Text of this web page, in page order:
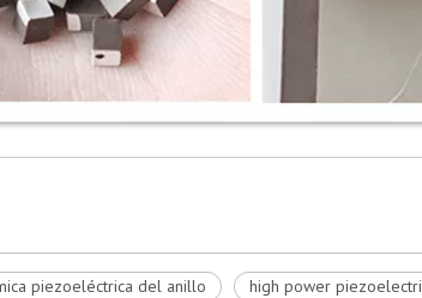
piezoeléctrica del anillo
high power